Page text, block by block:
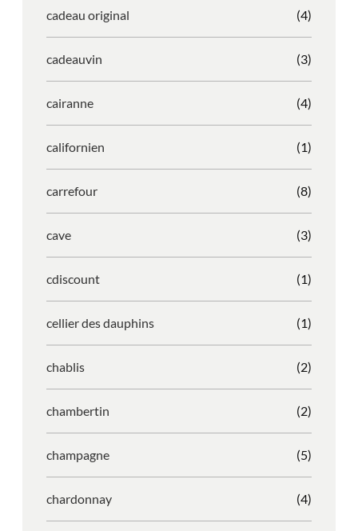
cadeau original (4)
cadeauvin (3)
cairanne (4)
californien (1)
carrefour (8)
cave (3)
cdiscount (1)
cellier des dauphins (1)
chablis (2)
chambertin (2)
champagne (5)
chardonnay (4)